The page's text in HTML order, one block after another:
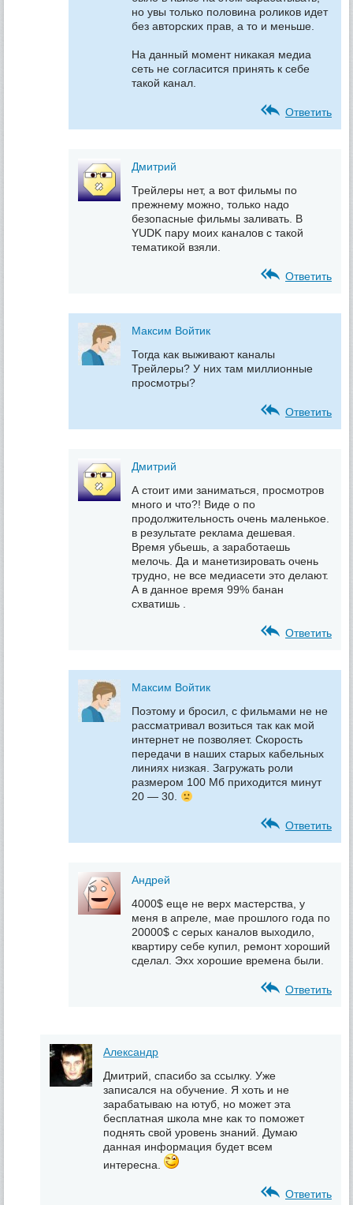
но увы только половина роликов идет
без авторских прав, а то и меньше.
На данный момент никакая медиа
сеть не согласится принять к себе
такой канал.
Ответить
Дмитрий
Трейлеры нет, а вот фильмы по
прежнему можно, только надо
безопасные фильмы заливать. В
YUDK пару моих каналов с такой
тематикой взяли.
Ответить
Максим Войтик
Тогда как выживают каналы
Трейлеры? У них там миллионные
просмотры?
Ответить
Дмитрий
А стоит ими заниматься, просмотров
много и что?! Виде о по
продолжительность очень маленькое.
в результате реклама дешевая.
Время убьешь, а заработаешь
мелочь. Да и манетизировать очень
трудно, не все медиасети это делают.
А в данное время 99% банан
схватишь .
Ответить
Максим Войтик
Поэтому и бросил, с фильмами не не
рассматривал возиться так как мой
интернет не позволяет. Скорость
передачи в наших старых кабельных
линиях низкая. Загружать роли
размером 100 Мб приходится минут
20 — 30.
Ответить
Андрей
4000$ еще не верх мастерства, у
меня в апреле, мае прошлого года по
20000$ с серых каналов выходило,
квартиру себе купил, ремонт хороший
сделал. Эхх хорошие времена были.
Ответить
Александр
Дмитрий, спасибо за ссылку. Уже
записался на обучение. Я хоть и не
зарабатываю на ютуб, но может эта
бесплатная школа мне как то поможет
поднять свой уровень знаний. Думаю
данная информация будет всем
интересна.
Ответить